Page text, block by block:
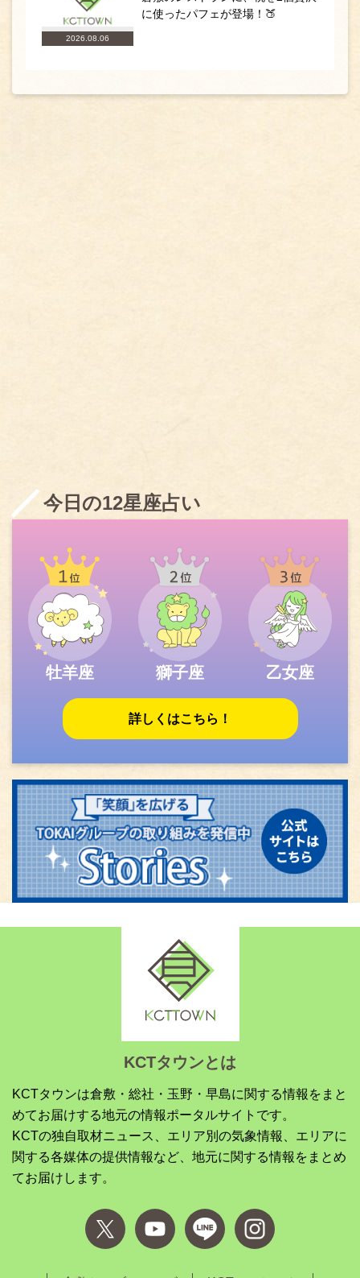
2026.08.06
に使ったパフェが登場！🍑
今日の12星座占い
牡羊座 獅子座 乙女座
詳しくはこちら！
KCTタウンとは
KCTタウンは倉敷・総社・玉野・早島に関する情報をまと
めてお届けする地元の情報ポータルサイトです。
KCTの独自取材ニュース、エリア別の気象情報、エリアに
関する各媒体の提供情報など、地元に関する情報をまとめ
てお届けします。